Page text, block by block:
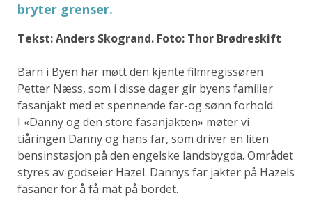
bryter grenser.
Tekst: Anders Skogrand. Foto: Thor Brødreskift
Barn i Byen har møtt den kjente filmregissøren
Petter Næss, som i disse dager gir byens familier
fasanjakt med et spennende far-og sønn forhold.
I «Danny og den store fasanjakten» møter vi
tiåringen Danny og hans far, som driver en liten
bensinstasjon på den engelske landsbygda. Området
styres av godseier Hazel. Dannys far jakter på Hazels
fasaner for å få mat på bordet.